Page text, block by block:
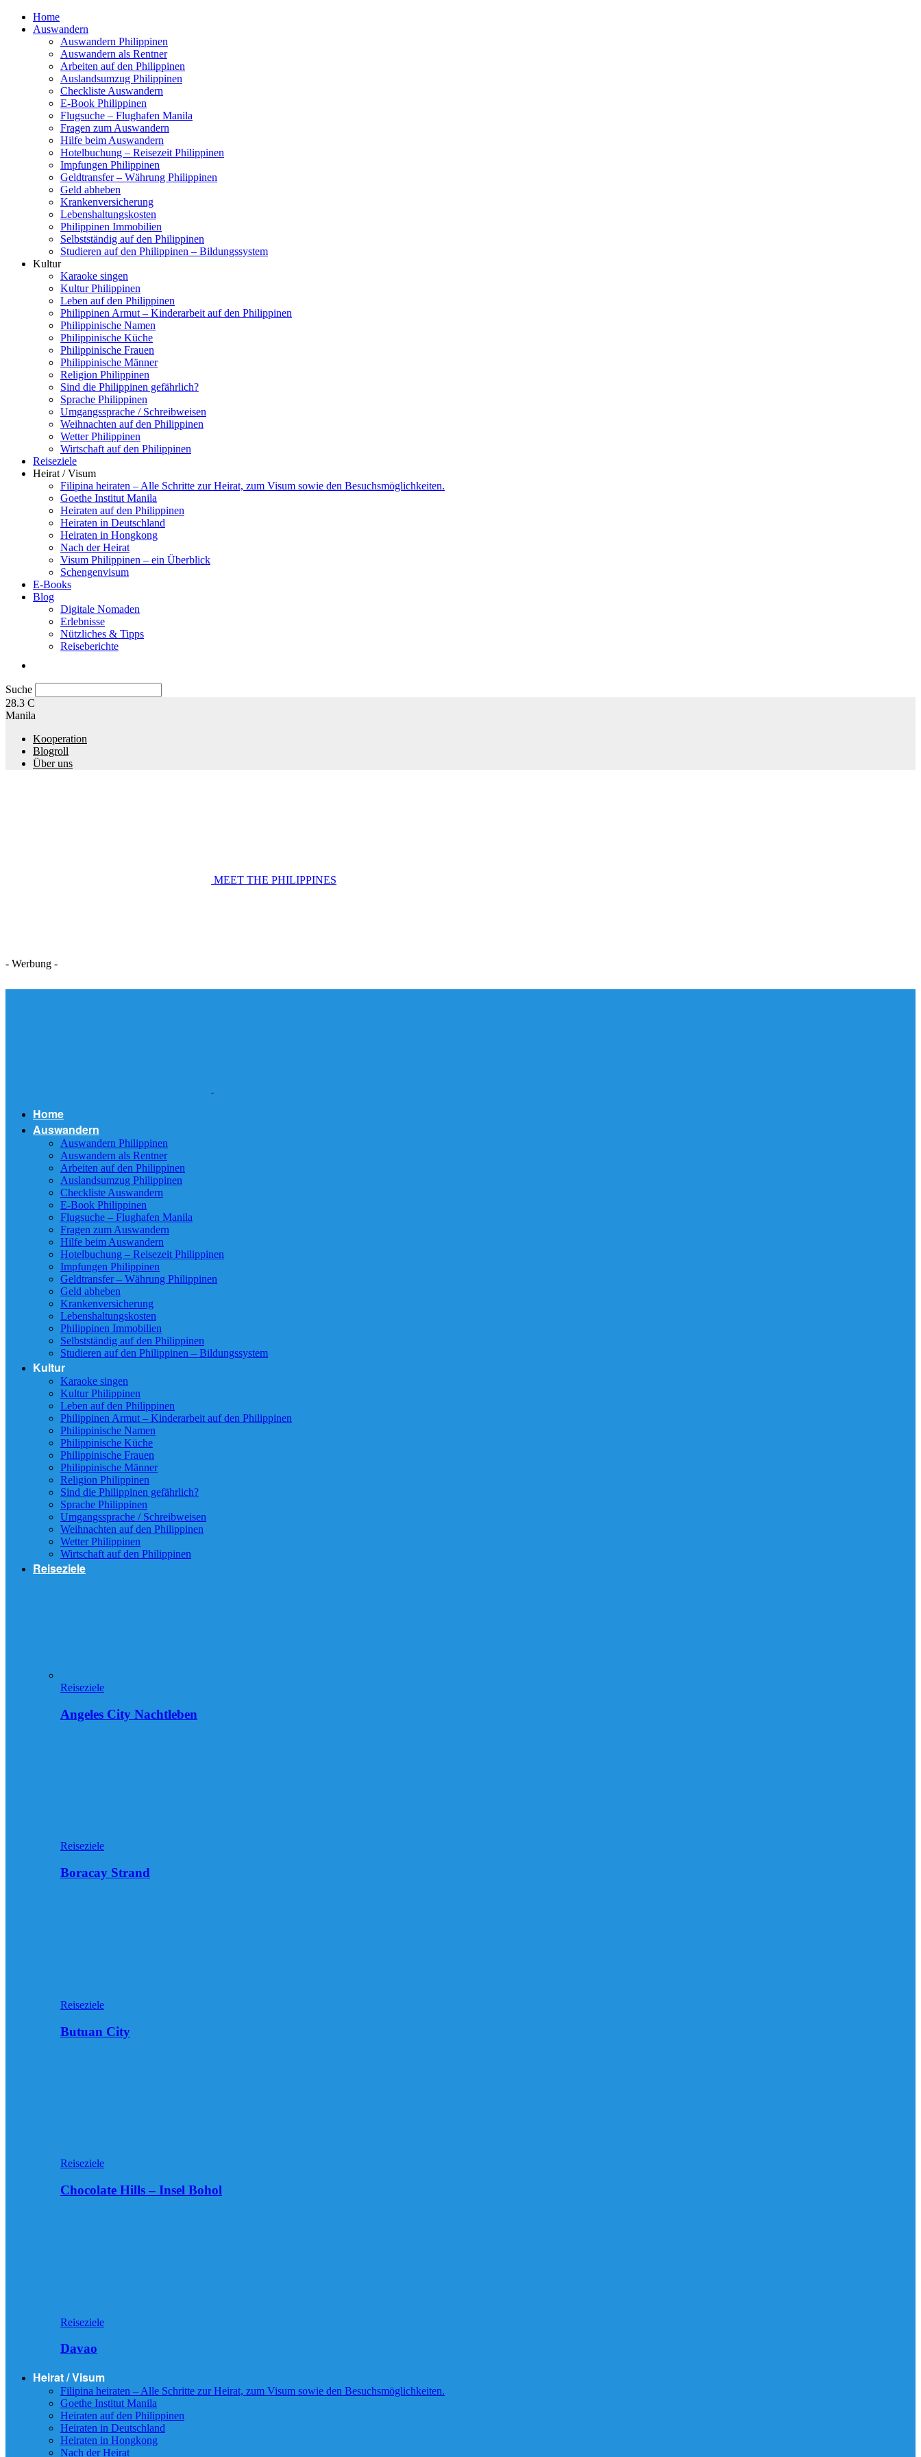
Home
Auswandern
Auswandern Philippinen
Auswandern als Rentner
Arbeiten auf den Philippinen
Auslandsumzug Philippinen
Checkliste Auswandern
E-Book Philippinen
Flugsuche – Flughafen Manila
Fragen zum Auswandern
Hilfe beim Auswandern
Hotelbuchung – Reisezeit Philippinen
Impfungen Philippinen
Geldtransfer – Währung Philippinen
Geld abheben
Krankenversicherung
Lebenshaltungskosten
Philippinen Immobilien
Selbstständig auf den Philippinen
Studieren auf den Philippinen – Bildungssystem
Kultur
Karaoke singen
Kultur Philippinen
Leben auf den Philippinen
Philippinen Armut – Kinderarbeit auf den Philippinen
Philippinische Namen
Philippinische Küche
Philippinische Frauen
Philippinische Männer
Religion Philippinen
Sind die Philippinen gefährlich?
Sprache Philippinen
Umgangssprache / Schreibweisen
Weihnachten auf den Philippinen
Wetter Philippinen
Wirtschaft auf den Philippinen
Reiseziele
Heirat / Visum
Filipina heiraten – Alle Schritte zur Heirat, zum Visum sowie den Besuchsmöglichkeiten.
Goethe Institut Manila
Heiraten auf den Philippinen
Heiraten in Deutschland
Heiraten in Hongkong
Nach der Heirat
Visum Philippinen – ein Überblick
Schengenvisum
E-Books
Blog
Digitale Nomaden
Erlebnisse
Nützliches & Tipps
Reiseberichte
Suche
28.3 C
Manila
Kooperation
Blogroll
Über uns
MEET THE PHILIPPINES
- Werbung -
Home
Auswandern
Auswandern Philippinen
Auswandern als Rentner
Arbeiten auf den Philippinen
Auslandsumzug Philippinen
Checkliste Auswandern
E-Book Philippinen
Flugsuche – Flughafen Manila
Fragen zum Auswandern
Hilfe beim Auswandern
Hotelbuchung – Reisezeit Philippinen
Impfungen Philippinen
Geldtransfer – Währung Philippinen
Geld abheben
Krankenversicherung
Lebenshaltungskosten
Philippinen Immobilien
Selbstständig auf den Philippinen
Studieren auf den Philippinen – Bildungssystem
Kultur
Karaoke singen
Kultur Philippinen
Leben auf den Philippinen
Philippinen Armut – Kinderarbeit auf den Philippinen
Philippinische Namen
Philippinische Küche
Philippinische Frauen
Philippinische Männer
Religion Philippinen
Sind die Philippinen gefährlich?
Sprache Philippinen
Umgangssprache / Schreibweisen
Weihnachten auf den Philippinen
Wetter Philippinen
Wirtschaft auf den Philippinen
Reiseziele
Reiseziele
Angeles City Nachtleben
Reiseziele
Boracay Strand
Reiseziele
Butuan City
Reiseziele
Chocolate Hills – Insel Bohol
Reiseziele
Davao
Heirat / Visum
Filipina heiraten – Alle Schritte zur Heirat, zum Visum sowie den Besuchsmöglichkeiten.
Goethe Institut Manila
Heiraten auf den Philippinen
Heiraten in Deutschland
Heiraten in Hongkong
Nach der Heirat